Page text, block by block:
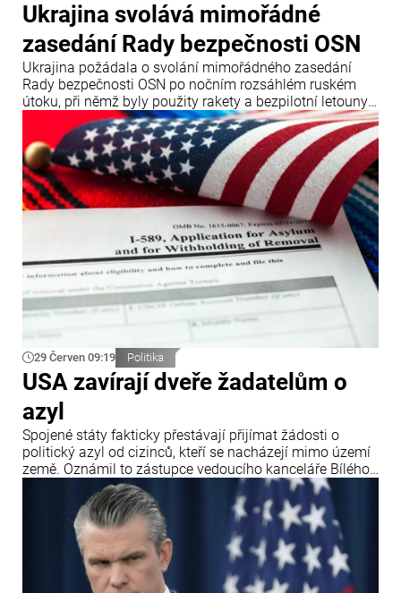
Ukrajina svolává mimořádné
zasedání Rady bezpečnosti OSN
Ukrajina požádala o svolání mimořádného zasedání
Rady bezpečnosti OSN po nočním rozsáhlém ruském
útoku, při němž byly použity rakety a bezpilotní letouny.
Oznámil to ukrajinský ministr zahraničních věcí Andrij
Sybiha.
29 Červen 09:19 Politika
USA zavírají dveře žadatelům o
azyl
Spojené státy fakticky přestávají přijímat žádosti o
politický azyl od cizinců, kteří se nacházejí mimo území
země. Oznámil to zástupce vedoucího kanceláře Bílého
domu Stephen Miller po rozhodnutí Nejvyššího soudu
USA, který zpřísnil pravidla pro udělování azylu.